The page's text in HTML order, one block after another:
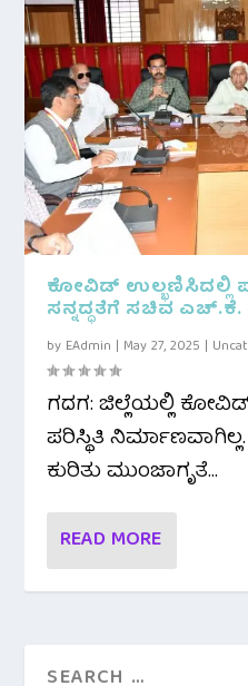
ಕೋವಿಡ್ ಉಲ್ಭಣಿಸಿದಲ್ಲಿ
ಸನ್ನದ್ಧತೆಗೆ ಸಚಿವ
by EAdmin | May 27, 2025 |
ಗದಗ: ಜಿಲ್ಲೆಯಲ್ಲಿ
ಪರಿಸ್ಥಿತಿ
ಕುರಿತು ಮುಂಜಾಗೃತೆ...
READ MORE